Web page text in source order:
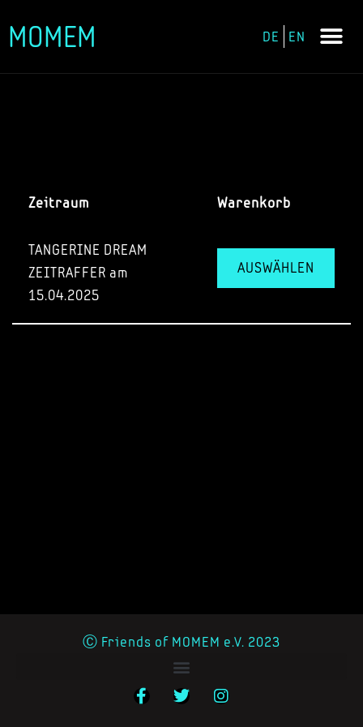
Zum
MOMEM DE EN
Zeitraum Warenkorb
TANGERINE DREAM
ZEITRAFFER am
15.04.2025
AUSWÄHLEN
Ⓒ Friends of MOMEM e.V. 2023